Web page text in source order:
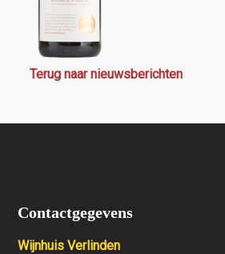
Terug naar nieuwsberichten
Contactgegevens
Wijnhuis Verlinden